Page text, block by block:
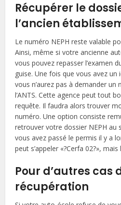
Récupérer le
l’ancien
Le numéro NEPH reste valable
Ainsi, même si votre ancienne
vous pouvez repasser l’examen
guise. Une fois que vous avez
vous n’aurez pas à demander un
l’ANTS. Cette agence peut tout
requête. Il faudra alors trouver
numéro. Une option consiste
retrouver votre dossier NEPH au
vous avez passé le permis il y a
peut s’appeler «?Cerfa 02?»,
Pour d’autres cas
récupération